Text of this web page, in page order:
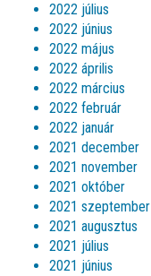
2022 július
2022 június
2022 május
2022 április
2022 március
2022 február
2022 január
2021 december
2021 november
2021 október
2021 szeptember
2021 augusztus
2021 július
2021 június